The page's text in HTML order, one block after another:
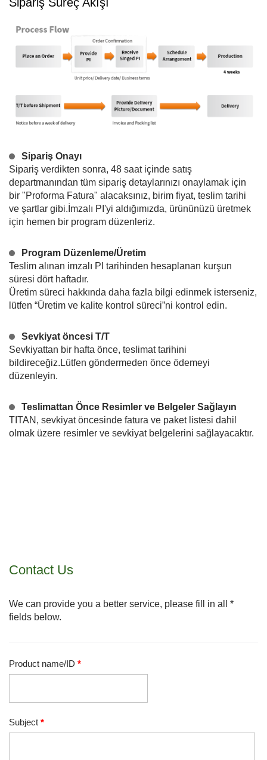
Sipariş Onayı
Sipariş verdikten sonra, 48 saat içinde satış
departmanından tüm sipariş detaylarınızı onaylamak için
bir "Proforma Fatura" alacaksınız, birim fiyat, teslim tarihi
ve şartlar gibi.İmzalı PI'yi aldığımızda, ürününüzü üretmek
için hemen bir program düzenleriz.
Program Düzenleme/Üretim
Teslim alınan imzalı PI tarihinden hesaplanan kurşun
süresi dört haftadır.
Üretim süreci hakkında daha fazla bilgi edinmek isterseniz,
lütfen “Üretim ve kalite kontrol süreci”ni kontrol edin.
Sevkiyat öncesi T/T
Sevkiyattan bir hafta önce, teslimat tarihini
bildireceğiz.Lütfen göndermeden önce ödemeyi
düzenleyin.
Teslimattan Önce Resimler ve Belgeler Sağlayın
TITAN, sevkiyat öncesinde fatura ve paket listesi dahil
olmak üzere resimler ve sevkiyat belgelerini sağlayacaktır.